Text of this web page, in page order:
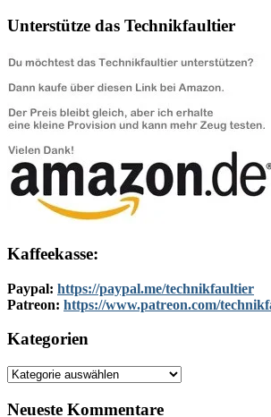
Unterstütze das Technikfaultier
Kaffeekasse:
Paypal: https://paypal.me/technikfaultier
Patreon: https://www.patreon.com/
Kategorien
Kategorien
Neueste Kommentare